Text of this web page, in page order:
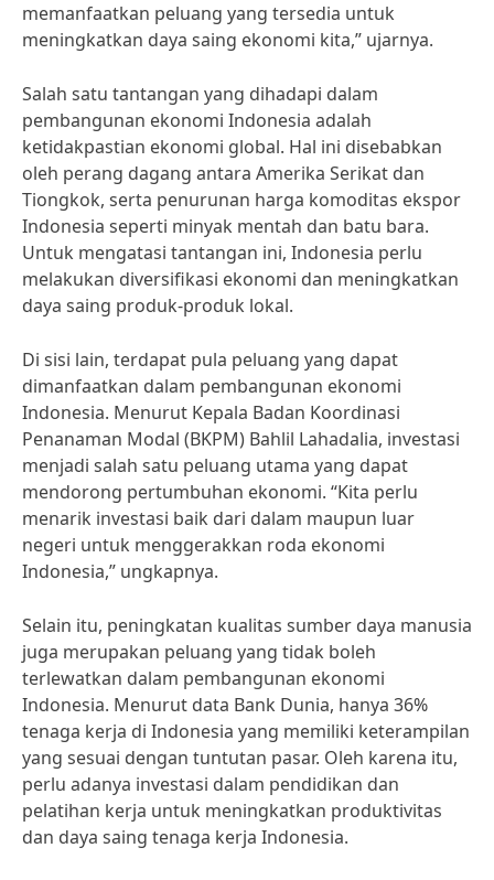
memanfaatkan peluang yang tersedia untuk
meningkatkan daya saing ekonomi kita,” ujarnya.
Salah satu tantangan yang dihadapi dalam
pembangunan ekonomi Indonesia adalah
ketidakpastian ekonomi global. Hal ini disebabkan
oleh perang dagang antara Amerika Serikat dan
Tiongkok, serta penurunan harga komoditas ekspor
Indonesia seperti minyak mentah dan batu bara.
Untuk mengatasi tantangan ini, Indonesia perlu
melakukan diversifikasi ekonomi dan meningkatkan
daya saing produk-produk lokal.
Di sisi lain, terdapat pula peluang yang dapat
dimanfaatkan dalam pembangunan ekonomi
Indonesia. Menurut Kepala Badan Koordinasi
Penanaman Modal (BKPM) Bahlil Lahadalia, investasi
menjadi salah satu peluang utama yang dapat
mendorong pertumbuhan ekonomi. “Kita perlu
menarik investasi baik dari dalam maupun luar
negeri untuk menggerakkan roda ekonomi
Indonesia,” ungkapnya.
Selain itu, peningkatan kualitas sumber daya manusia
juga merupakan peluang yang tidak boleh
terlewatkan dalam pembangunan ekonomi
Indonesia. Menurut data Bank Dunia, hanya 36%
tenaga kerja di Indonesia yang memiliki keterampilan
yang sesuai dengan tuntutan pasar. Oleh karena itu,
perlu adanya investasi dalam pendidikan dan
pelatihan kerja untuk meningkatkan produktivitas
dan daya saing tenaga kerja Indonesia.